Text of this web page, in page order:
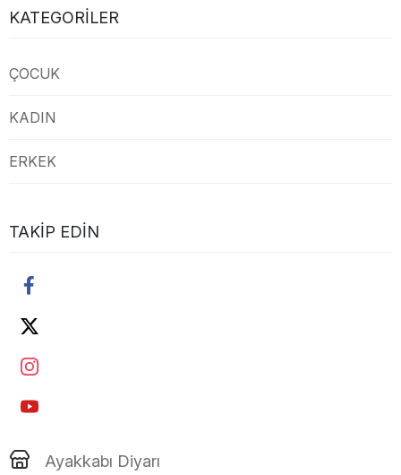
KATEGORILER
ÇOCUK
KADIN
ERKEK
TAKIP EDIN
Ayakkabı Diyarı